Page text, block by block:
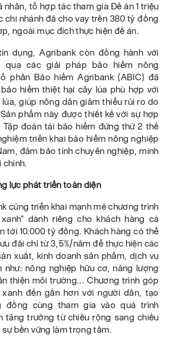
nhân, tổ hợp tác tham gia Đề án 1 triệu
chi nhánh đã cho vay trên 380 tỷ đồng
ngoài mục đích thực hiện đề án.
dụng, Agribank còn đồng hành với
qua các giải pháp bảo hiểm nông
phần Bảo hiểm Agribank (ABIC) đã
hiểm thiệt hại cây lúa phù hợp với
giúp nông dân giảm thiểu rủi ro do
phẩm này được thiết kế với sự hợp
đoàn tái bảo hiểm đứng thứ 2 thế
triển khai bảo hiểm nông nghiệp
đảm bảo tính chuyên nghiệp, minh
chính.
lực phát triển toàn diện
cũng triển khai mạnh mẽ chương trình
dành riêng cho khách hàng cá
tới 10.000 tỷ đồng. Khách hàng có thể
đãi chỉ từ 3,5%/năm để thực hiện các
xuất, kinh doanh sản phẩm, dịch vụ
như: nông nghiệp hữu cơ, năng lượng
thiện môi trường... Chương trình góp
đến gần hơn với người dân, tạo
đồng cùng tham gia vào quá trình
tăng trưởng từ chiều rộng sang chiều
sự bền vững làm trọng tâm.